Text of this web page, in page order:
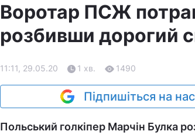
Воротар ПСЖ
розбивши дорогий
11:11, 29.05.20 1 хв. 1490
Підпишіться на
Польський голкіпер Марчін Булка